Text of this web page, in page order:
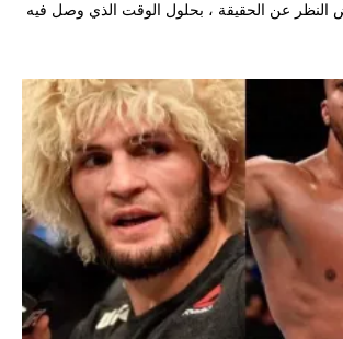
عن الحقيقة ، بحلول الوقت الذي وصل فيه